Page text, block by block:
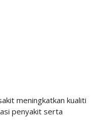
meningkatkan kualiti
penyakit serta